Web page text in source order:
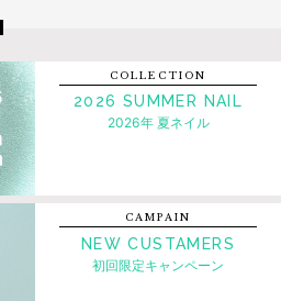
COLLECTION
2026 SUMMER NAIL
2026年 夏ネイル
CAMPAIN
NEW CUSTAMERS
初回限定キャンペーン